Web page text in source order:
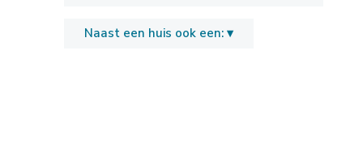
Naast een huis ook een: ▾